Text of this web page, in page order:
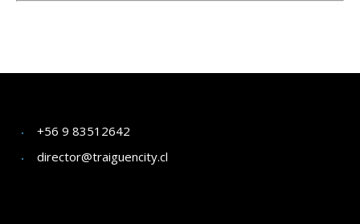
+56 9 83512642
director@traiguencity.cl